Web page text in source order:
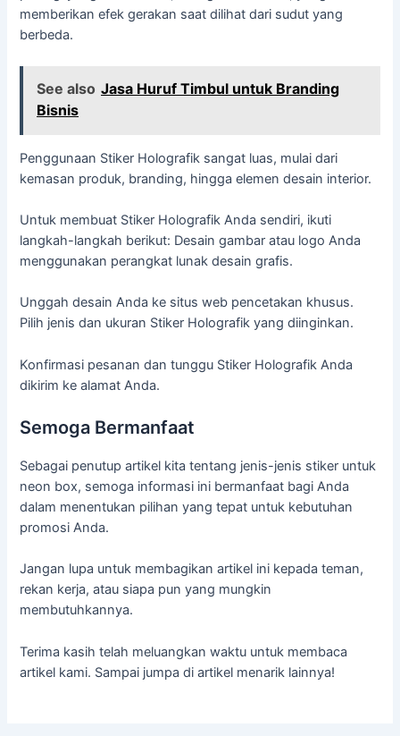
memberikan efek gerakan saat dilihat dari sudut yang
berbeda.
See also Jasa Huruf Timbul untuk Branding
Bisnis
Penggunaan Stiker Holografik sangat luas, mulai dari
kemasan produk, branding, hingga elemen desain interior.
Untuk membuat Stiker Holografik Anda sendiri, ikuti
langkah-langkah berikut: Desain gambar atau logo Anda
menggunakan perangkat lunak desain grafis.
Unggah desain Anda ke situs web pencetakan khusus.
Pilih jenis dan ukuran Stiker Holografik yang diinginkan.
Konfirmasi pesanan dan tunggu Stiker Holografik Anda
dikirim ke alamat Anda.
Semoga Bermanfaat
Sebagai penutup artikel kita tentang jenis-jenis stiker untuk
neon box, semoga informasi ini bermanfaat bagi Anda
dalam menentukan pilihan yang tepat untuk kebutuhan
promosi Anda.
Jangan lupa untuk membagikan artikel ini kepada teman,
rekan kerja, atau siapa pun yang mungkin
membutuhkannya.
Terima kasih telah meluangkan waktu untuk membaca
artikel kami. Sampai jumpa di artikel menarik lainnya!